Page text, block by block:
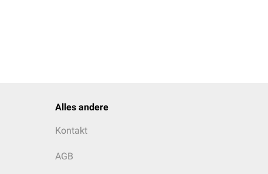
Alles andere
Kontakt
AGB